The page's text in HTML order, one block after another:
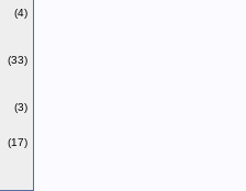
(4)
(33)
(3)
(17)